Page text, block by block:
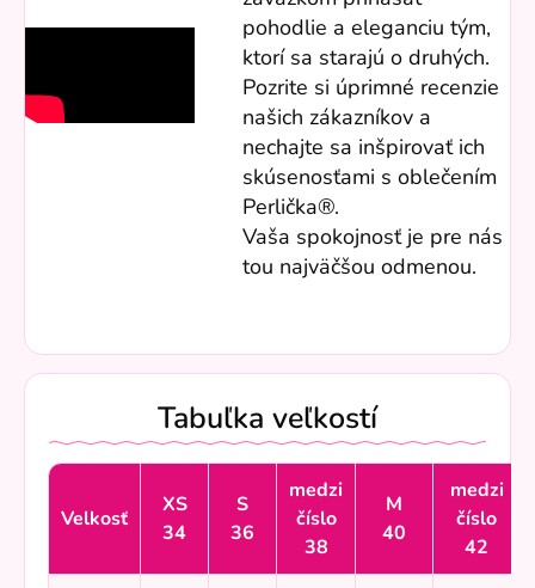
pohodlie a eleganciu tým,
ktorí sa starajú o druhých.
Pozrite si úprimné recenzie
našich zákazníkov a
nechajte sa inšpirovať ich
skúsenosťami s oblečením
Perlička®.
Vaša spokojnosť je pre nás
tou najväčšou odmenou.
Tabuľka veľkostí
Velkosť
XS
34
S
36
medzi
číslo
38
M
40
medzi
číslo
42